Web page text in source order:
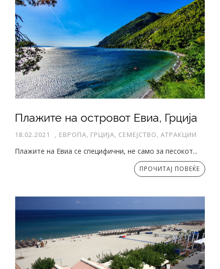
Плажите на островот Евиа, Грција
18.02.2021 , ЕВРОПА, ГРЦИЈА, СЕМЕЈСТВО, АТРАКЦИИ
Плажите на Евиа се специфични, не само за песокот...
ПРОЧИТАЈ ПОВЕЌЕ